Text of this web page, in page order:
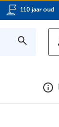
110 jaar oud